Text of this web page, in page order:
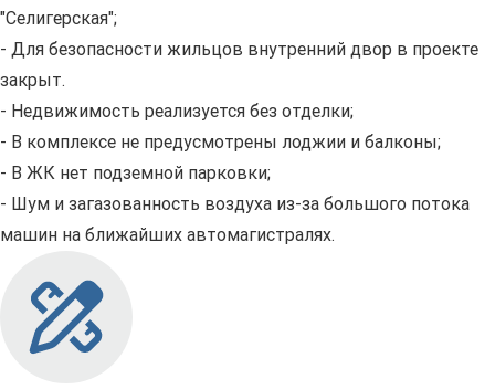
"Селигерская";
- Для безопасности жильцов внутренний двор в проекте
закрыт.
- Недвижимость реализуется без отделки;
- В комплексе не предусмотрены лоджии и балконы;
- В ЖК нет подземной парковки;
- Шум и загазованность воздуха из-за большого потока
машин на ближайших автомагистралях.